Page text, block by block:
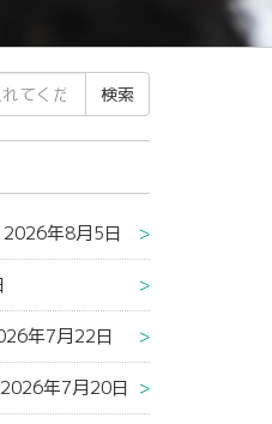
2026年8月5日
年7月22日
2026年7月20日